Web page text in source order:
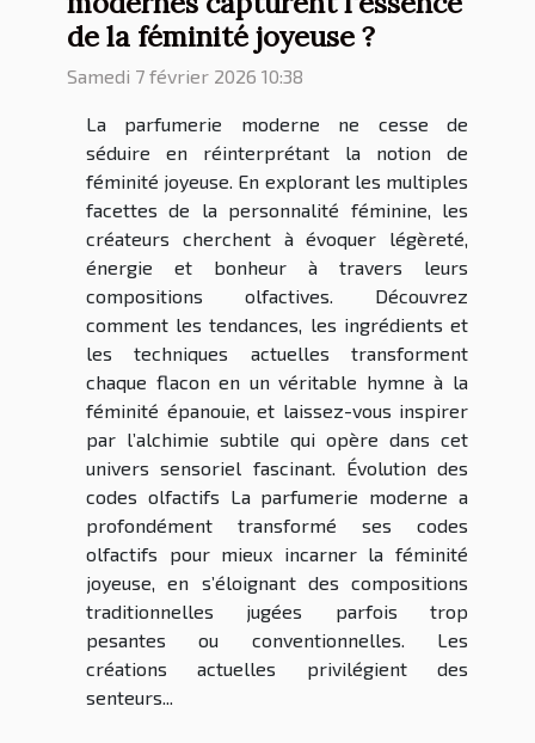
de la féminité joyeuse ?
Samedi 7 février 2026 10:38
La parfumerie moderne ne cesse de
séduire en réinterprétant la notion de
féminité joyeuse. En explorant les multiples
facettes de la personnalité féminine, les
créateurs cherchent à évoquer légèreté,
énergie et bonheur à travers leurs
compositions olfactives. Découvrez
comment les tendances, les ingrédients et
les techniques actuelles transforment
chaque flacon en un véritable hymne à la
féminité épanouie, et laissez-vous inspirer
par l’alchimie subtile qui opère dans cet
univers sensoriel fascinant. Évolution des
codes olfactifs La parfumerie moderne a
profondément transformé ses codes
olfactifs pour mieux incarner la féminité
joyeuse, en s’éloignant des compositions
traditionnelles jugées parfois trop
pesantes ou conventionnelles. Les
créations actuelles privilégient des
senteurs...